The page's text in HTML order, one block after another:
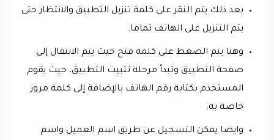
بعد ذلك يتم النقر على كلمة تنزيل التطبيق والانتظار حتى
يتم التنزيل على الهاتف تماما.
وهنا يتم الضغط على كلمة فتح حيث يتم الانتقال إلى
صفحة التطبيق وتبدأ مرحلة تثبيت التطبيق، حيث يقوم
المستخدم بكتابة رقم الهاتف بالإضافة إلى كلمة مرور
خاصة به.
وايضا يمكن التسجيل عن طريق اسم العميل واسم